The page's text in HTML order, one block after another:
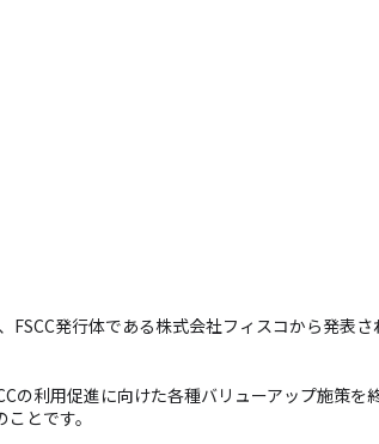
発行体である株式会社フィスコから発表
の利用促進に向けた各種バリューアップ施策
とです。